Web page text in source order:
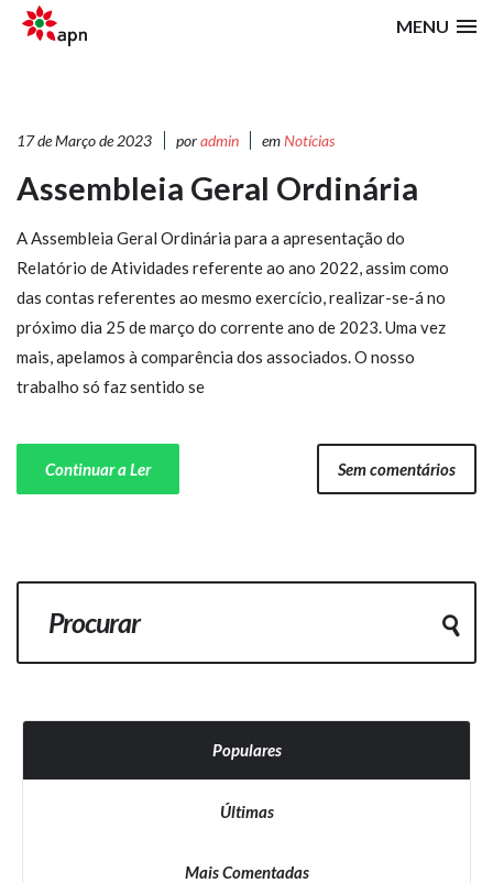
MENU
17 de Março de 2023 poradmin emNotícias
Assembleia Geral Ordinária
A Assembleia Geral Ordinária para a apresentação do
Relatório de Atividades referente ao ano 2022, assim como
das contas referentes ao mesmo exercício, realizar-se-á no
próximo dia 25 de março do corrente ano de 2023. Uma vez
mais, apelamos à comparência dos associados. O nosso
trabalho só faz sentido se
Continuar a Ler Sem comentários
Populares
Últimas
Mais Comentadas